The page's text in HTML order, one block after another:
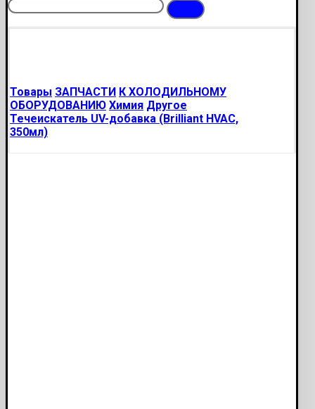
Товары ЗАПЧАСТИ К ХОЛОДИЛЬНОМУ
ОБОРУДОВАНИЮ Химия Другое
Течеискатель UV-добавка (Brilliant HVAC,
350мл)